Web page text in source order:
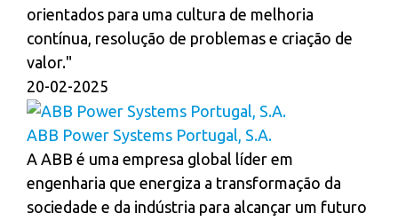
orientados para uma cultura de melhoria
contínua, resolução de problemas e criação de
valor."
20-02-2025
ABB Power Systems Portugal, S.A.
A ABB é uma empresa global líder em
engenharia que energiza a transformação da
sociedade e da indústria para alcançar um futuro